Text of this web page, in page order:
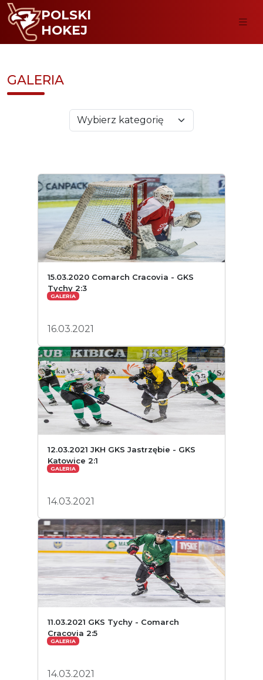
POLSKI
HOKEJ
GALERIA
GALERIA
15.03.2020 Comarch Cracovia - GKS
Tychy 2:3
16.03.2021
GALERIA
12.03.2021 JKH GKS Jastrzębie - GKS
Katowice 2:1
14.03.2021
GALERIA
11.03.2021 GKS Tychy - Comarch
Cracovia 2:5
14.03.2021